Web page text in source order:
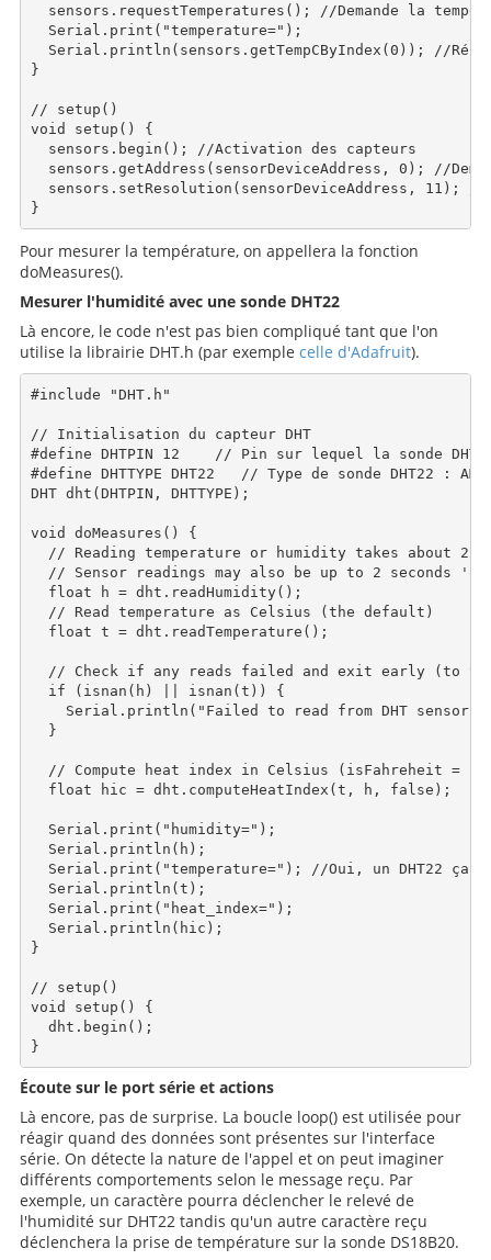
sensors.requestTemperatures(); //Demande la
  Serial.print("temperature=");
Serial.println(sensors.getTempCByIndex(0)); //
}
// setup()
void setup() {
  sensors.begin(); //Activation des capteurs
sensors.getAddress(sensorDeviceAddress, 0); //
sensors.setResolution(sensorDeviceAddress, 11);
Pour mesurer la température, on appellera la fonction
doMeasures().
Mesurer l'humidité avec une sonde DHT22
Là encore, le code n'est pas bien compliqué tant que l'on
utilise la librairie DHT.h (par exemple celle d'Adafruit).
#include "DHT.h"
// Initialisation du capteur DHT
#define DHTPIN 12    // Pin sur lequel la sonde DHT
#define DHTTYPE DHT22   // Type de sonde DHT22 :
DHT dht(DHTPIN, DHTTYPE);
void doMeasures() {
// Reading temperature or humidity takes about
// Sensor readings may also be up to 2 seconds
  float h = dht.readHumidity();
  // Read temperature as Celsius (the default)
  float t = dht.readTemperature();
// Check if any reads failed and exit early (to
  if (isnan(h) || isnan(t)) {
Serial.println("Failed to read from DHT
  }
// Compute heat index in Celsius (isFahreheit =
  float hic = dht.computeHeatIndex(t, h, false);
  Serial.print("humidity=");
  Serial.println(h);
Serial.print("temperature="); //Oui, un DHT22 ça
  Serial.println(t);
  Serial.print("heat_index=");
  Serial.println(hic);
}
// setup()
void setup() {
  dht.begin();
Écoute sur le port série et actions
Là encore, pas de surprise. La boucle loop() est utilisée pour
réagir quand des données sont présentes sur l'interface
série. On détecte la nature de l'appel et on peut imaginer
différents comportements selon le message reçu. Par
exemple, un caractère pourra déclencher le relevé de
l'humidité sur DHT22 tandis qu'un autre caractère reçu
déclenchera la prise de température sur la sonde DS18B20.